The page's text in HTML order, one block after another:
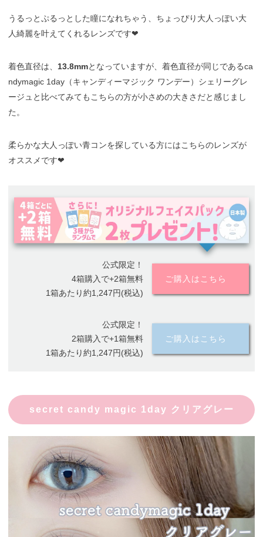
うるっとぷるっとした瞳になれちゃう、ちょっぴり大人っぽい大
人綺麗を叶えてくれるレンズです❤︎
着色直径は、13.8mmとなっていますが、着色直径が同じであるca
ndymagic 1day（キャンディーマジック ワンデー）シェリーグレ
ージュと比べてみてもこちらの方が小さめの大きさだと感じまし
た。
柔らかな大人っぽい青コンを探している方にはこちらのレンズが
オススメです❤︎
公式限定！
4箱購入で+2箱無料
1箱あたり約1,247円(税込)
ご購入はこちら
公式限定！
2箱購入で+1箱無料
1箱あたり約1,247円(税込)
ご購入はこちら
secret candy magic 1day クリアグレー